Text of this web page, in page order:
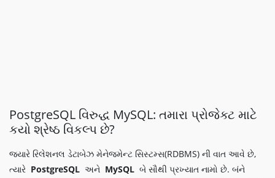
PostgreSQL વિરુદ્ધ MySQL: તમારા પ્રોજેક્ટ માટે
કયો શ્રેષ્ઠ વિકલ્પ છે?
જ્યારે રિલેશનલ ડેટાબેઝ મેનેજમેન્ટ સિસ્ટમ્સ(RDBMS) ની વાત આવે છે,
ત્યારે PostgreSQL અને MySQL બે સૌથી પ્રખ્યાત નામો છે. બંને